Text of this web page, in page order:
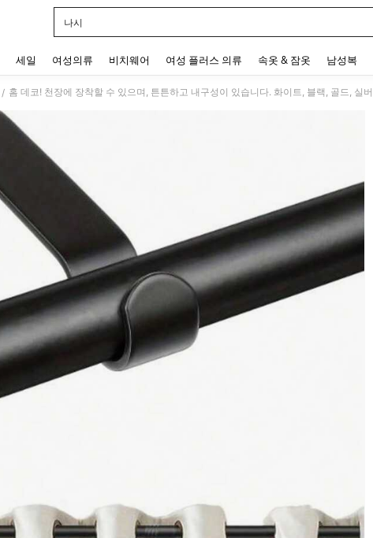
나시
세일 여성의류 비치웨어 여성 플러스 의류 속옷 & 잠옷 남성복
/